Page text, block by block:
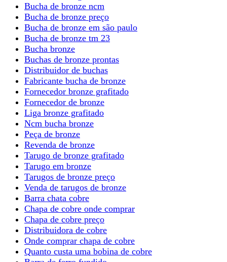
Bucha de bronze ncm
Bucha de bronze preço
Bucha de bronze em são paulo
Bucha de bronze tm 23
Bucha bronze
Buchas de bronze prontas
Distribuidor de buchas
Fabricante bucha de bronze
Fornecedor bronze grafitado
Fornecedor de bronze
Liga bronze grafitado
Ncm bucha bronze
Peça de bronze
Revenda de bronze
Tarugo de bronze grafitado
Tarugo em bronze
Tarugos de bronze preço
Venda de tarugos de bronze
Barra chata cobre
Chapa de cobre onde comprar
Chapa de cobre preço
Distribuidora de cobre
Onde comprar chapa de cobre
Quanto custa uma bobina de cobre